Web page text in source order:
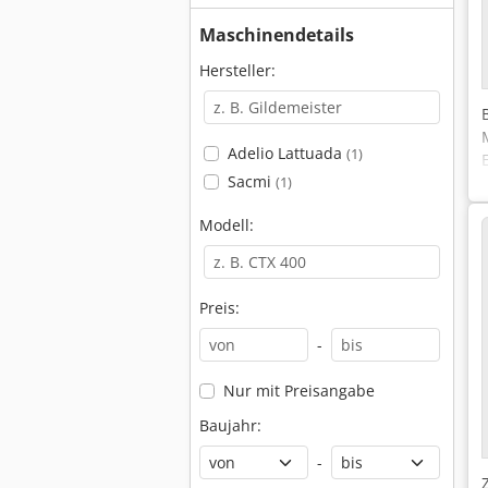
Maschinendetails
Hersteller:
Adelio Lattuada (1)
Sacmi (1)
Modell:
Preis:
-
Nur mit Preisangabe
Baujahr:
-